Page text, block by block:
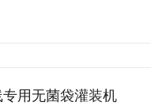
用无菌袋灌装机